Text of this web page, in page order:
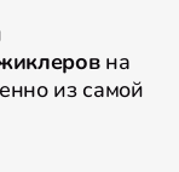
на
из самой